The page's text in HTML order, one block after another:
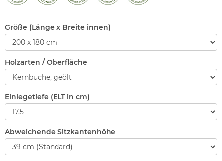
Größe (Länge x Breite innen)
Holzarten / Oberfläche
Einlegetiefe (ELT in cm)
Abweichende Sitzkantenhöhe